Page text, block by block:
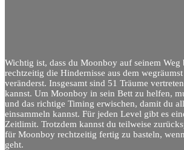
Wichtig ist, dass du Moonboy auf seinem Weg
rechtzeitig die Hindernisse aus dem
veränderst. Insgesamt sind 51 Träume
kannst. Um Moonboy in sein Bett zu helfen,
und das richtige Timing erwischen, damit du
einsammeln kannst. Für jeden Level gibt es
Zeitlimit. Trotzdem kannst du teilweise
für Moonboy rechtzeitig fertig zu basteln,
geht.